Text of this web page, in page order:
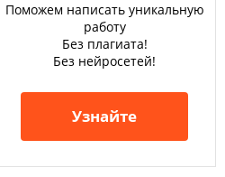
Поможем написать уникальную
работу
Без плагиата!
Без нейросетей!
Узнайте